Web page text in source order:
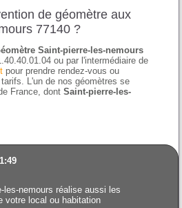
de géomètre aux
77140 ?
Saint-pierre-les-nemours
ou par l'intermédiaire de
pour prendre rendez-vous ou
L'un de nos géomètres se
France, dontSaint-pierre-les-
les-nemours réalise aussi les
votre local ou habitation